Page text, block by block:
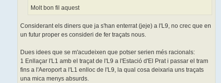
Molt bon fil aquest
Considerant els diners que ja s'han enterrat (jeje) a l'L9, no crec que en
un futur proper es consideri de fer traçats nous.
Dues idees que se m'acudeixen que potser serien més racionals:
1 Enllaçar l'L1 amb el traçat de l'L9 a l'Estació d'El Prat i passar el tram
fins a l'Aeroport a l'L1 enlloc de l'L9, la qual cosa deixaria uns traçats
una mica menys absurds.